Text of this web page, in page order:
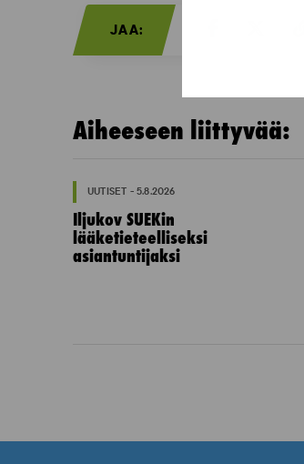
JAA:
Aiheeseen liittyvää:
UUTISET - 5.8.2026
Iljukov SUEKin
lääketieteelliseksi
asiantuntijaksi